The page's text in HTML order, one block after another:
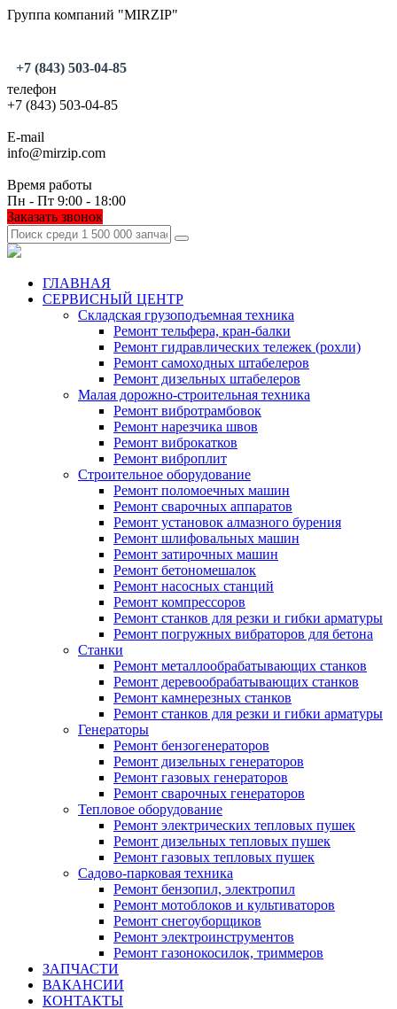
Группа компаний "MIRZIP"
+7 (843) 503-04-85
телефон
+7 (843) 503-04-85
E-mail
info@mirzip.com
Время работы
Пн - Пт 9:00 - 18:00
Заказать звонок
ГЛАВНАЯ
СЕРВИСНЫЙ ЦЕНТР
Складская грузоподъемная техника
Ремонт тельфера, кран-балки
Ремонт гидравлических тележек (рохли)
Ремонт самоходных штабелеров
Ремонт дизельных штабелеров
Малая дорожно-строительная техника
Ремонт вибротрамбовок
Ремонт нарезчика швов
Ремонт виброкатков
Ремонт виброплит
Строительное оборудование
Ремонт поломоечных машин
Ремонт сварочных аппаратов
Ремонт установок алмазного бурения
Ремонт шлифовальных машин
Ремонт затирочных машин
Ремонт бетономешалок
Ремонт насосных станций
Ремонт компрессоров
Ремонт станков для резки и гибки арматуры
Ремонт погружных вибраторов для бетона
Станки
Ремонт металлообрабатывающих станков
Ремонт деревообрабатывающих станков
Ремонт камнерезных станков
Ремонт станков для резки и гибки арматуры
Генераторы
Ремонт бензогенераторов
Ремонт дизельных генераторов
Ремонт газовых генераторов
Ремонт сварочных генераторов
Тепловое оборудование
Ремонт электрических тепловых пушек
Ремонт дизельных тепловых пушек
Ремонт газовых тепловых пушек
Садово-парковая техника
Ремонт бензопил, электропил
Ремонт мотоблоков и культиваторов
Ремонт снегоуборщиков
Ремонт электроинструментов
Ремонт газонокосилок, триммеров
ЗАПЧАСТИ
ВАКАНСИИ
КОНТАКТЫ